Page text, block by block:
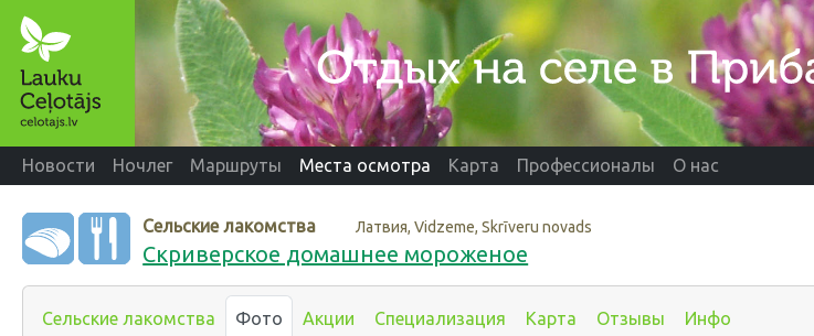
Новости Ночлег Маршруты Места осмотра Карта Профессионалы О нас
Сельские лакомства Латвия, Vidzeme, Skrīveru novads
Скриверское домашнее мороженое
Сельские лакомства Фото Акции Специализация Карта Отзывы Инфо